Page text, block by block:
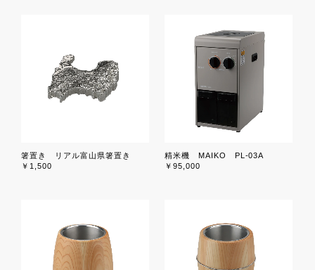
箸置き リアル富山県箸置き
￥1,500
精米機 MAIKO PL-03A
￥95,000